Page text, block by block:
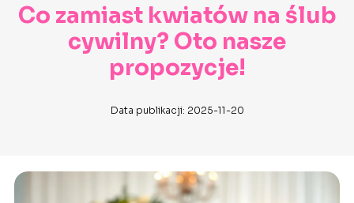
Co zamiast kwiatów na ślub
cywilny? Oto nasze
propozycje!
Data publikacji: 2025-11-20